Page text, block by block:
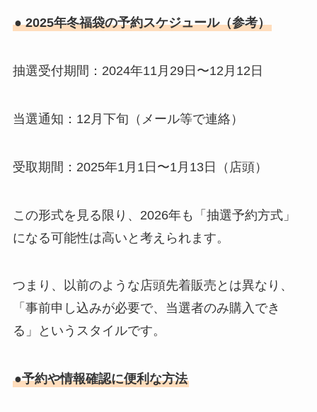
● 2025年冬福袋の予約スケジュール（参考）
抽選受付期間：2024年11月29日〜12月12日
当選通知：12月下旬（メール等で連絡）
受取期間：2025年1月1日〜1月13日（店頭）
この形式を見る限り、2026年も「抽選予約方式」
になる可能性は高いと考えられます。
つまり、以前のような店頭先着販売とは異なり、
「事前申し込みが必要で、当選者のみ購入でき
る」というスタイルです。
●予約や情報確認に便利な方法